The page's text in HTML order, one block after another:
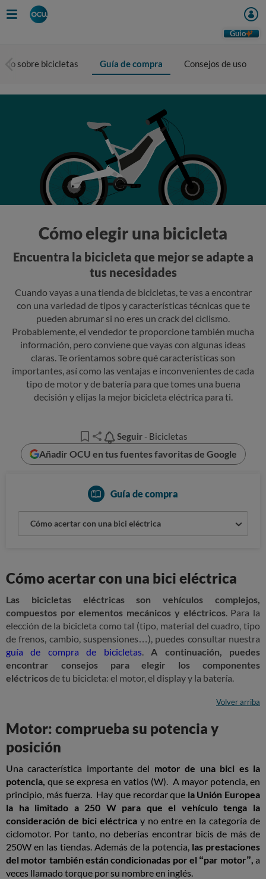
Guio
sobre bicicletas Guía de compra Consejos de uso
Cómo elegir una bicicleta
Encuentra la bicicleta que mejor se adapte a
tus necesidades
Cuando vayas a una tienda de bicicletas, te vas a encontrar
con una variedad de tipos y características técnicas que te
pueden abrumar si no eres un crack del ciclismo.
Probablemente, el vendedor te proporcione también mucha
información, pero conviene que vayas con algunas ideas
claras. Te orientamos sobre qué características son
importantes, así como las ventajas e inconvenientes de cada
tipo de motor y de batería para que tomes una buena
decisión y elijas la mejor bicicleta eléctrica para ti.
Seguir
Seguir - Bicicletas
Añadir OCU en tus fuentes favoritas de Google
Guía de compra
Cómo acertar con una bici eléctrica
Cómo acertar con una bici eléctrica
Las bicicletas eléctricas son vehículos complejos,
compuestos por elementos mecánicos y eléctricos. Para la
elección de la bicicleta como tal (tipo, material del cuadro, tipo
de frenos, cambio, suspensiones…), puedes consultar nuestra
guía de compra de bicicletas.A continuación, puedes
encontrar consejos para elegir los componentes
eléctricosde tu bicicleta: el motor, el display y la batería.
Volver arriba
Motor: comprueba su potencia y
posición
Una característica importante del motor de una bici es la
potencia, que se expresa en vatios (W). A mayor potencia, en
principio, más fuerza. Hay que recordar que la Unión Europea
la ha limitado a 250 W para que el vehículo tenga la
consideración de bici eléctricay no entre en la categoría de
ciclomotor. Por tanto, no deberías encontrar bicis de más de
250W en las tiendas. Además de la potencia, las prestaciones
del motor también están condicionadas por el “par motor”, a
veces llamado torque por su nombre en inglés.